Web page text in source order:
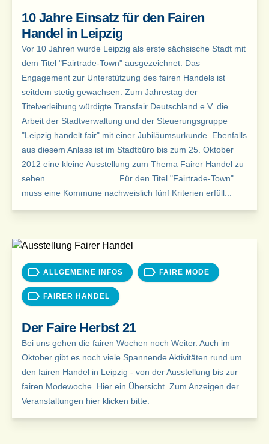
10 Jahre Einsatz für den Fairen
Handel in Leipzig
Vor 10 Jahren wurde Leipzig als erste sächsische Stadt mit
dem Titel "Fairtrade-Town" ausgezeichnet. Das
Engagement zur Unterstützung des fairen Handels ist
seitdem stetig gewachsen. Zum Jahrestag der
Titelverleihung würdigte Transfair Deutschland e.V. die
Arbeit der Stadtverwaltung und der Steuerungsgruppe
"Leipzig handelt fair" mit einer Jubiläumsurkunde. Ebenfalls
aus diesem Anlass ist im Stadtbüro bis zum 25. Oktober
2012 eine kleine Ausstellung zum Thema Fairer Handel zu
sehen. Für den Titel "Fairtrade-Town"
muss eine Kommune nachweislich fünf Kriterien erfüll...
ALLGEMEINE INFOS FAIRE MODE
FAIRER HANDEL
Der Faire Herbst 21
Bei uns gehen die fairen Wochen noch Weiter. Auch im
Oktober gibt es noch viele Spannende Aktivitäten rund um
den fairen Handel in Leipzig - von der Ausstellung bis zur
fairen Modewoche. Hier ein Übersicht. Zum Anzeigen der
Veranstaltungen hier klicken bitte.